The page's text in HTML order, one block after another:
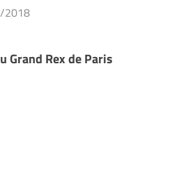
2018
Grand Rex de Paris